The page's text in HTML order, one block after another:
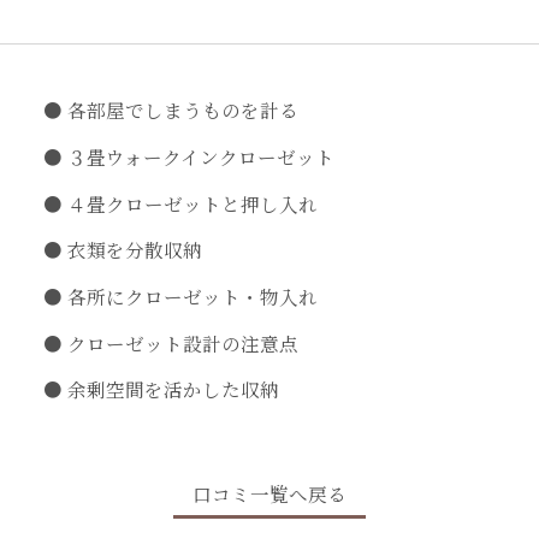
各部屋でしまうものを計る
３畳ウォークインクローゼット
４畳クローゼットと押し入れ
衣類を分散収納
各所にクローゼット・物入れ
クローゼット設計の注意点
余剰空間を活かした収納
口コミ一覧へ戻る